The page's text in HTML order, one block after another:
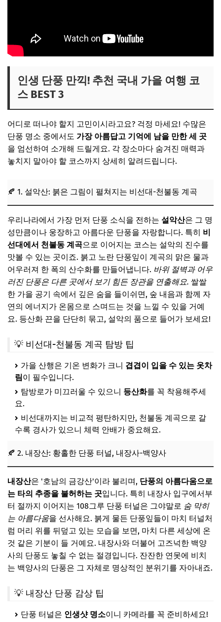
인생 단풍 만끽! 추천 국내 가을 여행 코
스 BEST 3
어디로 떠나야 할지 고민이시라고요? 걱정 마세요! 수많은
단풍 명소 중에서도 가장 아름답고 기억에 남을 만한 세 곳
을 엄선하여 소개해 드릴게요. 각 장소마다 숨겨진 매력과
놓치지 말아야 할 코스까지 상세히 알려드립니다.
🍂 1. 설악산: 붉은 그림이 펼쳐지는 비선대-천불동 계곡
우리나라에서 가장 먼저 단풍 소식을 전하는 설악산은 그 명
성만큼이나 웅장하고 아름다운 단풍을 자랑합니다. 특히 비
선대에서 천불동 계곡으로 이어지는 코스는 설악의 진수를
맛볼 수 있는 곳이죠. 붉고 노란 단풍잎이 계곡의 맑은 물과
어우러져 한 폭의 산수화를 만들어냅니다. 바위 절벽과 어우
러진 단풍은 다른 곳에서 보기 힘든 장관을 연출해요. 쌀쌀
한 가을 공기 속에서 깊은 숨을 들이쉬면, 숲 내음과 함께 자
연의 에너지가 온몸으로 스며드는 것을 느낄 수 있을 거예
요. 등산화 끈을 단단히 묶고, 설악의 품으로 들어가 보세요!
💡 비선대-천불동 계곡 탐방 팁
가을 산행은 기온 변화가 크니 겹겹이 입을 수 있는 옷차
림이 필수입니다.
탐방로가 미끄러울 수 있으니 등산화를 꼭 착용해주세
요.
비선대까지는 비교적 평탄하지만, 천불동 계곡으로 갈
수록 경사가 있으니 체력 안배가 중요해요.
🍂 2. 내장산: 황홀한 단풍 터널, 내장사-백양사
내장산은 '호남의 금강산'이라 불리며, 단풍의 아름다움으로
는 타의 추종을 불허하는 곳입니다. 특히 내장사 입구에서부
터 절까지 이어지는 108그루 단풍 터널은 그야말로 숨 막히
는 아름다움을 선사해요. 붉게 물든 단풍잎들이 마치 터널처
럼 머리 위를 뒤덮고 있는 모습을 보면, 마치 다른 세상에 온
것 같은 기분이 들 거예요. 내장사와 더불어 고즈넉한 백양
사의 단풍도 놓칠 수 없는 절경입니다. 잔잔한 연못에 비치
는 백양사의 단풍은 그 자체로 명상적인 분위기를 자아내죠.
💡 내장산 단풍 감상 팁
단풍 터널은 인생샷 명소이니 카메라를 꼭 준비하세요!